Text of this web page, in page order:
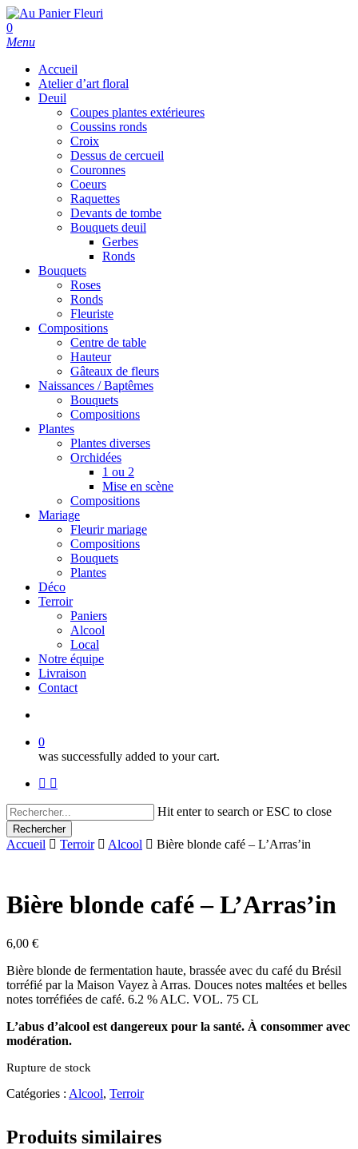
Skip
to
main
search
0
Menu
Accueil
Atelier d’art floral
Deuil
Coupes plantes extérieures
Coussins ronds
Croix
Dessus de cercueil
Couronnes
Coeurs
Raquettes
Devants de tombe
Bouquets deuil
Gerbes
Ronds
Bouquets
Roses
Ronds
Fleuriste
Compositions
Centre de table
Hauteur
Gâteaux de fleurs
Naissances / Baptêmes
Bouquets
Compositions
Plantes
Plantes diverses
Orchidées
1 ou 2
Mise en scène
Compositions
Mariage
Fleurir mariage
Compositions
Bouquets
Plantes
Déco
Terroir
Paniers
Alcool
Local
Notre équipe
Livraison
Contact
0
was successfully added to your cart.
facebook
instagram
Hit enter to search or ESC to close
Rechercher
Close
Accueil Terroir Alcool Bière blonde café – L’Arras’in
Bière blonde café – L’Arras’in
6,00 €
Bière blonde de fermentation haute, brassée avec du café du Brésil
torréfié par la Maison Vayez à Arras. Douces notes maltées et belles
notes torréfiées de café. 6.2 % ALC. VOL. 75 CL
L’abus d’alcool est dangereux pour la santé. À consommer avec
modération.
Rupture de stock
Catégories : Alcool, Terroir
Produits similaires